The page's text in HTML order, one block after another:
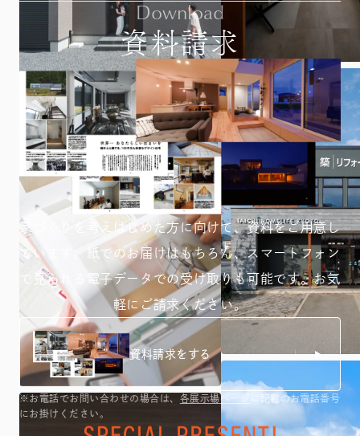
Download
資料請求
家づくりを考えはじめた方に向けて、資料をご用意し
ています。紙でのお届けはもちろん、スマートフォン
で見られる
電子データでの受け取りも可能です。お気
軽にご請求ください。
資料請求をする
※お電話でお問い合わせの場合は、 各展示場ページ
に記載のお電話番号
にお掛けください。